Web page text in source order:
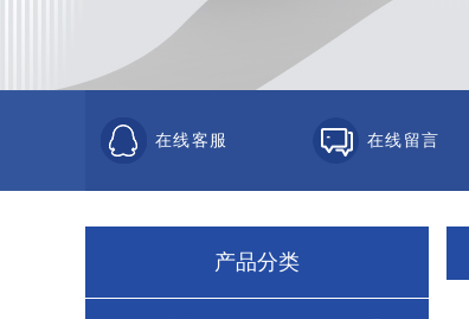
在线客服 在线留言
产品分类